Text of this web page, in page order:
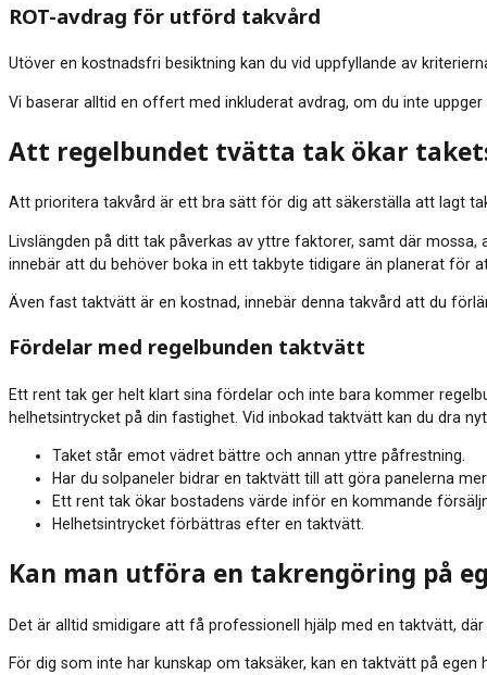
ROT-avdrag för utförd takvård
Utöver en kostnadsfri besiktning kan du vid uppfyllande av
Vi baserar alltid en offert med inkluderat avdrag, om du inte
Att regelbundet tvätta tak ökar
Att prioritera takvård är ett bra sätt för dig att säkerställa att lagt
Livslängden på ditt tak påverkas av yttre faktorer, samt där
innebär att du behöver boka in ett takbyte tidigare än planerat för
Även fast taktvätt är en kostnad, innebär denna takvård att du
Fördelar med regelbunden taktvätt
Ett rent tak ger helt klart sina fördelar och inte bara kommer
helhetsintrycket på din fastighet. Vid inbokad taktvätt kan du dra
Taket står emot vädret bättre och annan yttre påfrestning.
Har du solpaneler bidrar en taktvätt till att göra panelerna
Ett rent tak ökar bostadens värde inför en kommande
Helhetsintrycket förbättras efter en taktvätt.
Kan man utföra en takrengöring på
Det är alltid smidigare att få professionell hjälp med en taktvätt,
För dig som inte har kunskap om taksäker, kan en taktvätt på